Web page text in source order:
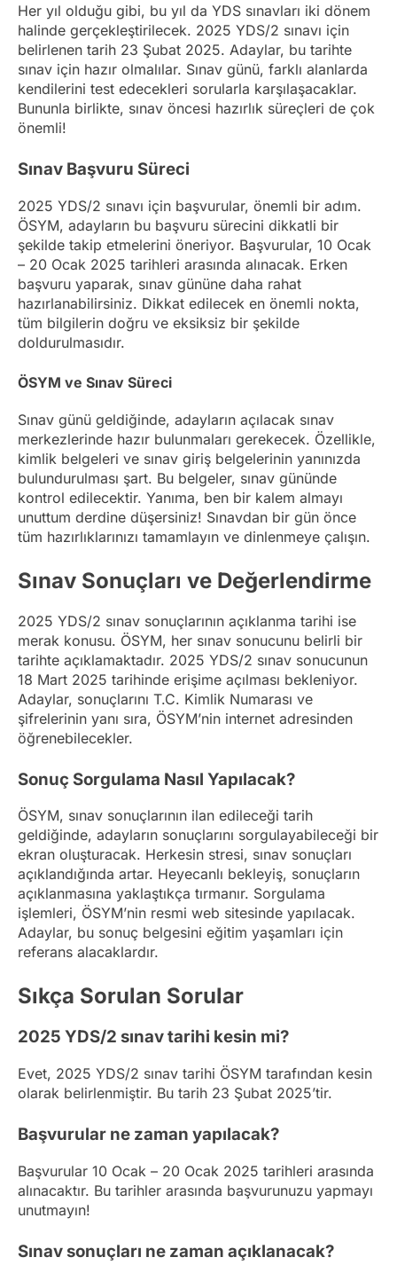
Her yıl olduğu gibi, bu yıl da YDS sınavları iki dönem
halinde gerçekleştirilecek. 2025 YDS/2 sınavı için
belirlenen tarih 23 Şubat 2025. Adaylar, bu tarihte
sınav için hazır olmalılar. Sınav günü, farklı alanlarda
kendilerini test edecekleri sorularla karşılaşacaklar.
Bununla birlikte, sınav öncesi hazırlık süreçleri de çok
önemli!
Sınav Başvuru Süreci
2025 YDS/2 sınavı için başvurular, önemli bir adım.
ÖSYM, adayların bu başvuru sürecini dikkatli bir
şekilde takip etmelerini öneriyor. Başvurular, 10 Ocak
– 20 Ocak 2025 tarihleri arasında alınacak. Erken
başvuru yaparak, sınav gününe daha rahat
hazırlanabilirsiniz. Dikkat edilecek en önemli nokta,
tüm bilgilerin doğru ve eksiksiz bir şekilde
doldurulmasıdır.
ÖSYM ve Sınav Süreci
Sınav günü geldiğinde, adayların açılacak sınav
merkezlerinde hazır bulunmaları gerekecek. Özellikle,
kimlik belgeleri ve sınav giriş belgelerinin yanınızda
bulundurulması şart. Bu belgeler, sınav gününde
kontrol edilecektir. Yanıma, ben bir kalem almayı
unuttum derdine düşersiniz! Sınavdan bir gün önce
tüm hazırlıklarınızı tamamlayın ve dinlenmeye çalışın.
Sınav Sonuçları ve Değerlendirme
2025 YDS/2 sınav sonuçlarının açıklanma tarihi ise
merak konusu. ÖSYM, her sınav sonucunu belirli bir
tarihte açıklamaktadır. 2025 YDS/2 sınav sonucunun
18 Mart 2025 tarihinde erişime açılması bekleniyor.
Adaylar, sonuçlarını T.C. Kimlik Numarası ve
şifrelerinin yanı sıra, ÖSYM’nin internet adresinden
öğrenebilecekler.
Sonuç Sorgulama Nasıl Yapılacak?
ÖSYM, sınav sonuçlarının ilan edileceği tarih
geldiğinde, adayların sonuçlarını sorgulayabileceği bir
ekran oluşturacak. Herkesin stresi, sınav sonuçları
açıklandığında artar. Heyecanlı bekleyiş, sonuçların
açıklanmasına yaklaştıkça tırmanır. Sorgulama
işlemleri, ÖSYM’nin resmi web sitesinde yapılacak.
Adaylar, bu sonuç belgesini eğitim yaşamları için
referans alacaklardır.
Sıkça Sorulan Sorular
2025 YDS/2 sınav tarihi kesin mi?
Evet, 2025 YDS/2 sınav tarihi ÖSYM tarafından kesin
olarak belirlenmiştir. Bu tarih 23 Şubat 2025’tir.
Başvurular ne zaman yapılacak?
Başvurular 10 Ocak – 20 Ocak 2025 tarihleri arasında
alınacaktır. Bu tarihler arasında başvurunuzu yapmayı
unutmayın!
Sınav sonuçları ne zaman açıklanacak?